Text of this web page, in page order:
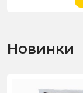
Новинки